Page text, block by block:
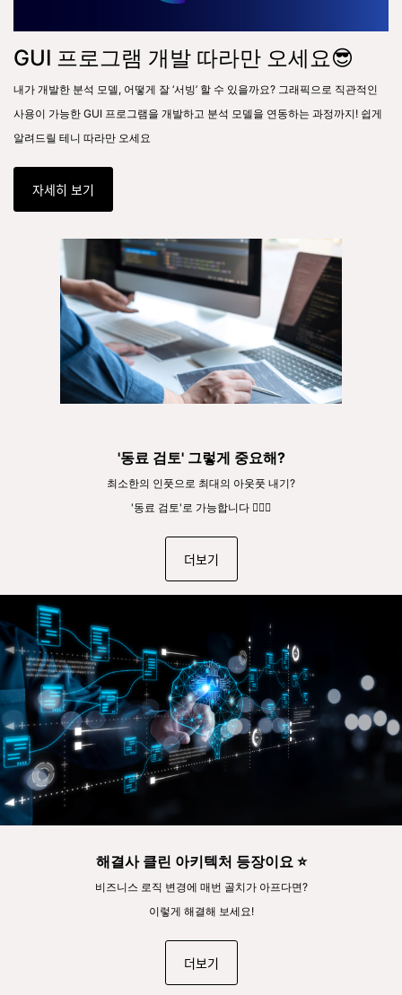
GUI 프로그램 개발 따라만 오세요😎
내가 개발한 분석 모델, 어떻게 잘 ‘서빙’ 할 수 있을까요? 그래픽으로 직관적인
사용이 가능한 GUI 프로그램을 개발하고 분석 모델을 연동하는 과정까지! 쉽게
알려드릴 테니 따라만 오세요
자세히 보기
'동료 검토' 그렇게 중요해?
최소한의 인풋으로 최대의 아웃풋 내기?
'동료 검토'로 가능합니다 🙆🏻‍♀️
더보기
해결사 클린 아키텍처 등장이요 ⭐
비즈니스 로직 변경에 매번 골치가 아프다면?
이렇게 해결해 보세요!
더보기